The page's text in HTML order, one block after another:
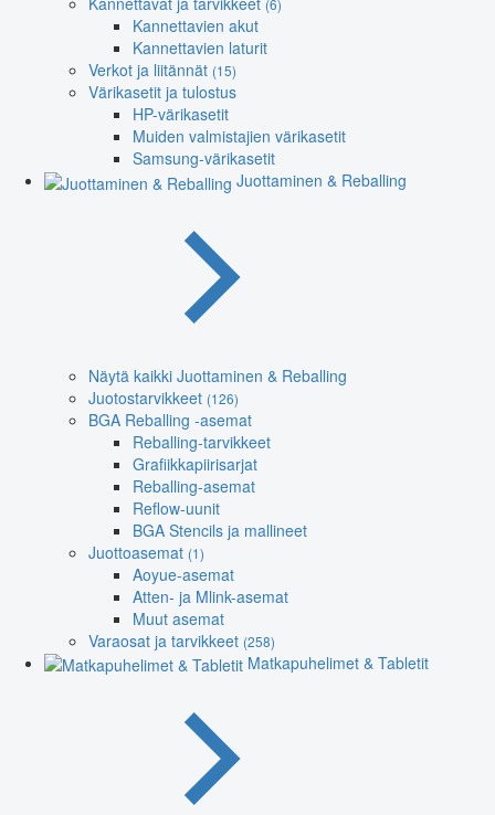
(6)
Kannettavien akut
Kannettavien laturit
Verkot ja liitännät (15)
Värikasetit ja tulostus
HP-värikasetit
Muiden valmistajien värikasetit
Samsung-värikasetit
Juottaminen & Reballing
Näytä kaikki Juottaminen & Reballing
Juotostarvikkeet (126)
BGA Reballing -asemat
Reballing-tarvikkeet
Grafiikkapiirisarjat
Reballing-asemat
Reflow-uunit
BGA Stencils ja mallineet
Juottoasemat (1)
Aoyue-asemat
Atten- ja Mlink-asemat
Muut asemat
Varaosat ja tarvikkeet (258)
Matkapuhelimet & Tabletit